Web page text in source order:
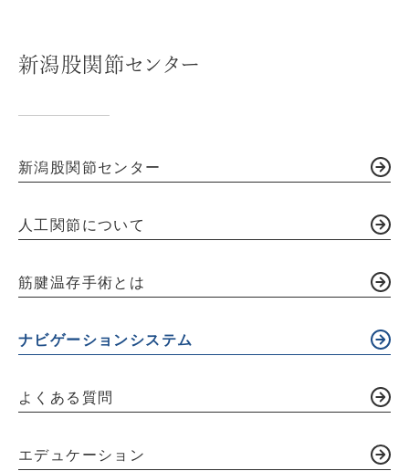
新潟股関節センター
新潟股関節センター
人工関節について
筋腱温存手術とは
ナビゲーションシステム
よくある質問
エデュケーション